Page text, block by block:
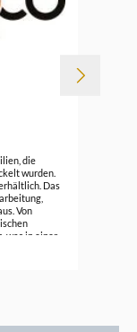
die
wurden.
Das
Von
was in einer